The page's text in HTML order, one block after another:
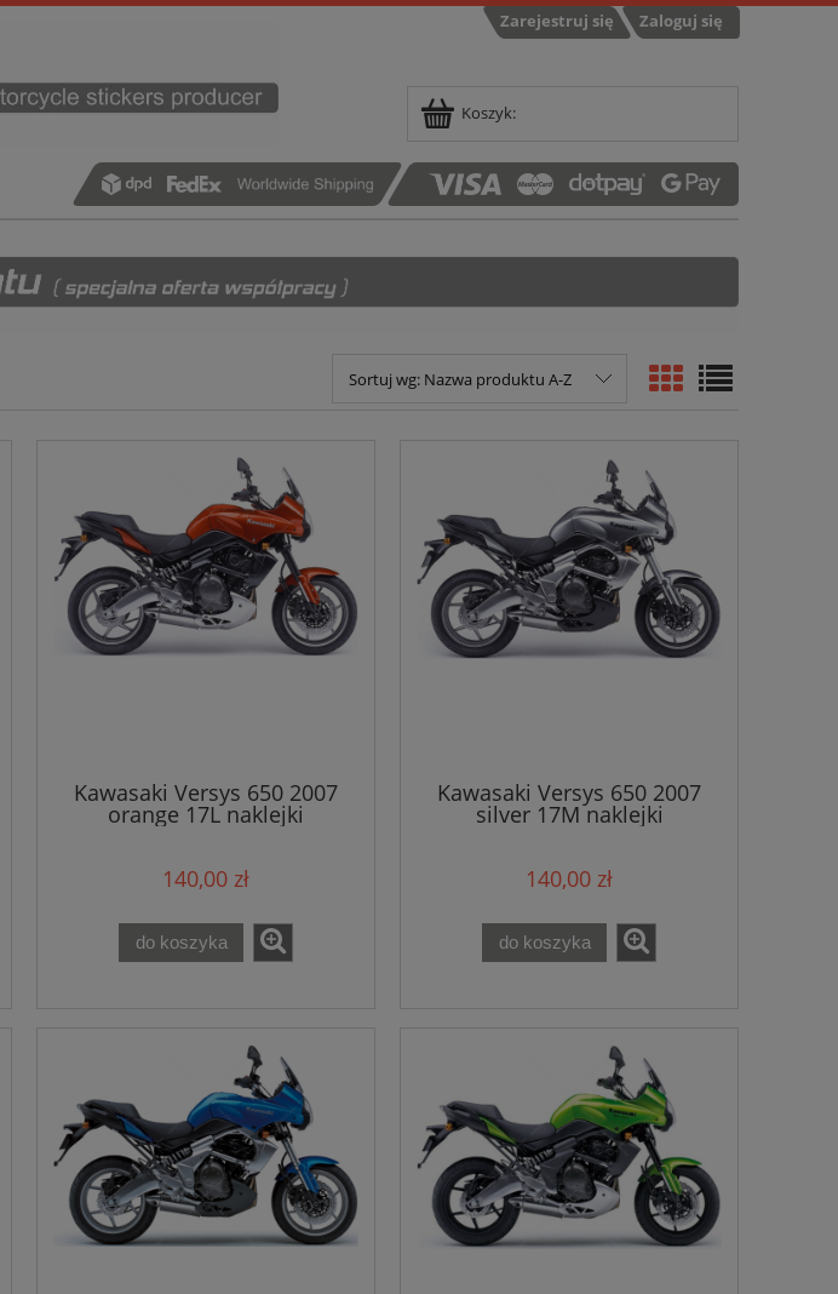
Zarejestruj się Zaloguj się
Koszyk:
Sortuj wg: Nazwa produktu A-Z
Kawasaki Versys 650 2007
orange 17L naklejki
140,00 zł
do koszyka
Kawasaki Versys 650 2007
silver 17M naklejki
140,00 zł
do koszyka